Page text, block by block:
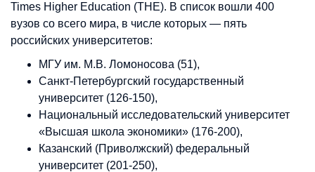
Times Higher Education (THE). В список вошли 400
вузов со всего мира, в числе которых — пять
российских университетов:
МГУ им. М.В. Ломоносова (51),
Санкт-Петербургский государственный
университет (126-150),
Национальный исследовательский университет
«Высшая школа экономики» (176-200),
Казанский (Приволжский) федеральный
университет (201-250),